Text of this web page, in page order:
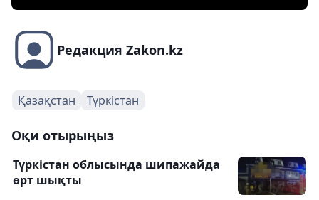
Редакция Zakon.kz
Қазақстан Түркістан
Оқи отырыңыз
Түркістан облысында шипажайда
өрт шықты